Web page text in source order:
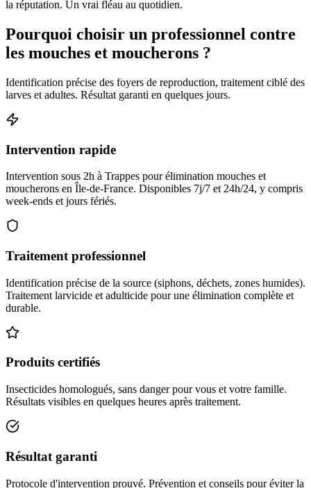
la réputation. Un vrai fléau au quotidien.
Pourquoi choisir un professionnel contre
les mouches et moucherons ?
Identification précise des foyers de reproduction, traitement ciblé des
larves et adultes. Résultat garanti en quelques jours.
Intervention rapide
Intervention sous 2h à Trappes pour élimination mouches et
moucherons en Île-de-France. Disponibles 7j/7 et 24h/24, y compris
week-ends et jours fériés.
Traitement professionnel
Identification précise de la source (siphons, déchets, zones humides).
Traitement larvicide et adulticide pour une élimination complète et
durable.
Produits certifiés
Insecticides homologués, sans danger pour vous et votre famille.
Résultats visibles en quelques heures après traitement.
Résultat garanti
Protocole d'intervention prouvé. Prévention et conseils pour éviter la